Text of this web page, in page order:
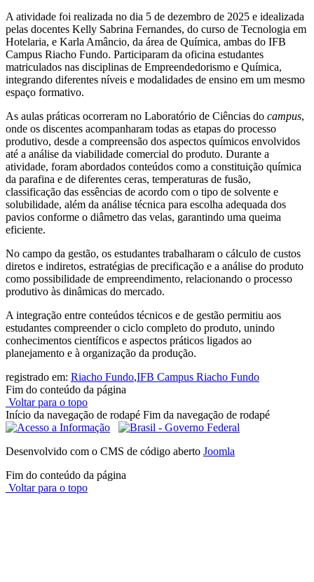
A atividade foi realizada no dia 5 de dezembro de 2025 e idealizada
pelas docentes Kelly Sabrina Fernandes, do curso de Tecnologia em
Hotelaria, e Karla Amâncio, da área de Química, ambas do IFB
Campus Riacho Fundo. Participaram da oficina estudantes
matriculados nas disciplinas de Empreendedorismo e Química,
integrando diferentes níveis e modalidades de ensino em um mesmo
espaço formativo.
As aulas práticas ocorreram no Laboratório de Ciências do campus,
onde os discentes acompanharam todas as etapas do processo
produtivo, desde a compreensão dos aspectos químicos envolvidos
até a análise da viabilidade comercial do produto. Durante a
atividade, foram abordados conteúdos como a constituição química
da parafina e de diferentes ceras, temperaturas de fusão,
classificação das essências de acordo com o tipo de solvente e
solubilidade, além da análise técnica para escolha adequada dos
pavios conforme o diâmetro das velas, garantindo uma queima
eficiente.
No campo da gestão, os estudantes trabalharam o cálculo de custos
diretos e indiretos, estratégias de precificação e a análise do produto
como possibilidade de empreendimento, relacionando o processo
produtivo às dinâmicas do mercado.
A integração entre conteúdos técnicos e de gestão permitiu aos
estudantes compreender o ciclo completo do produto, unindo
conhecimentos científicos e aspectos práticos ligados ao
planejamento e à organização da produção.
registrado em: Riacho Fundo,IFB Campus Riacho Fundo
Fim do conteúdo da página
Voltar para o topo
Início da navegação de rodapé Fim da navegação de rodapé
Desenvolvido com o CMS de código aberto Joomla
Fim do conteúdo da página
Voltar para o topo